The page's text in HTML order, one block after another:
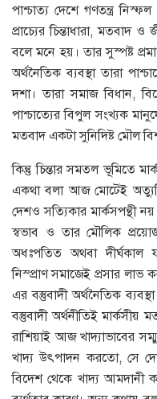
পাশ্চাত্য দেশে গণতন্ত্র
প্রাচ্যের চিন্তাধারা, মতবাদ
বলে মনে হয়। তার সুস্পষ্ট
অর্থনৈতিক ব্যবস্থা তারা
দশা। তারা সমাজ বিধান,
পাশ্চাত্যের বিপুল সংখ্যক
মতবাদ একটা সুনিদিষ্ট মৌল
কিন্তু চিন্তার সমতল ভূমিতে
একথা বলা আজ মোটেই
দেশও সত্যিকার মার্কসপন্থী
স্বভাব ও তার মৌলিক
অধঃপতিত অথবা দীর্ঘকাল
নিস্প্রাণ সমাজেই প্রসার লাভ
এর বস্তুবাদী অর্থনৈতিক
বস্তুবাদী অর্থনীতিই মার্কসীয়
রাশিয়াই আজ খাদ্যাভাবের
খাদ্য উৎপাদন করতো, সে
বিদেশ থেকে খাদ্য আমদানী